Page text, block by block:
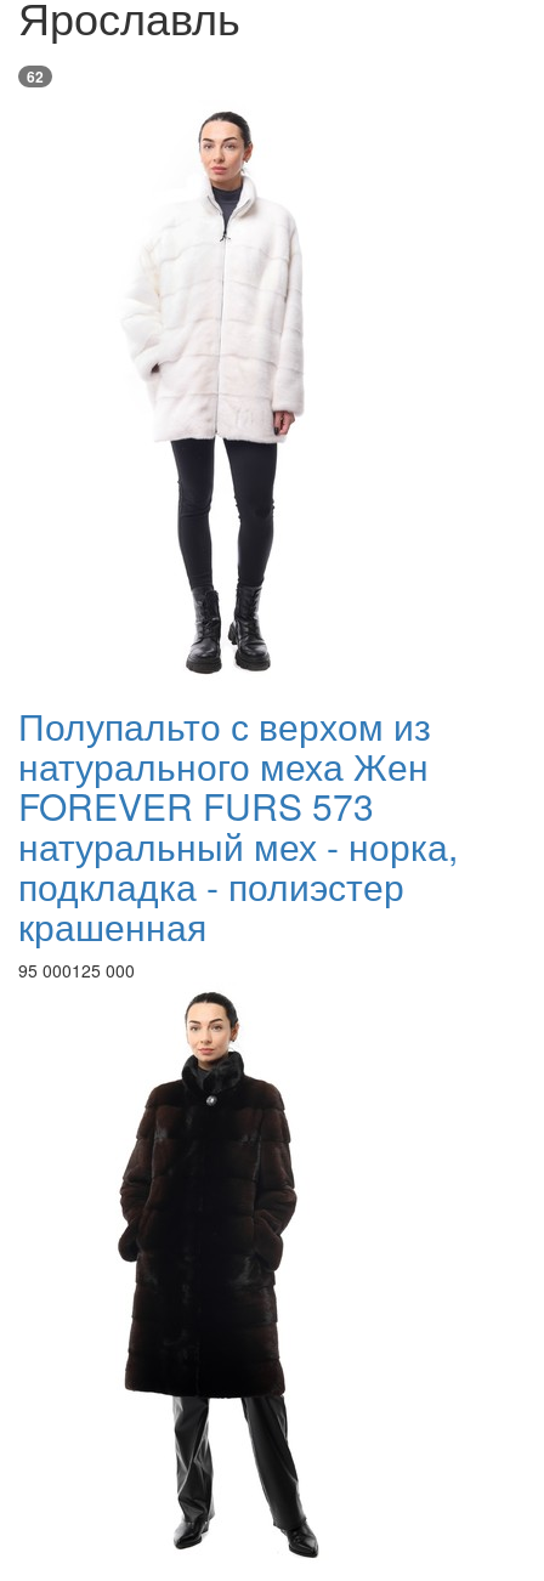
Ярославль
62
Полупальто с верхом из
натурального меха Жен
FOREVER FURS 573
натуральный мех - норка,
подкладка - полиэстер
крашенная
95 000125 000